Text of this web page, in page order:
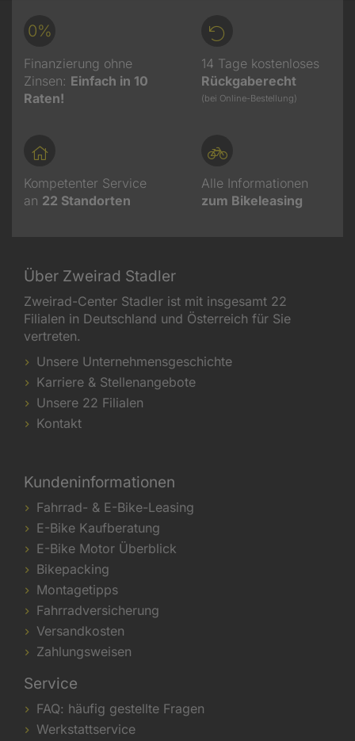
0%
Finanzierung ohne
Zinsen: Einfach in 10
Raten!
14 Tage kostenloses
Rückgaberecht
(bei Online-Bestellung)
Kompetenter Service
an 22 Standorten
Alle Informationen
zum Bikeleasing
Über Zweirad Stadler
Zweirad-Center Stadler ist mit insgesamt 22
Filialen in Deutschland und Österreich für Sie
vertreten.
Unsere Unternehmensgeschichte
Karriere & Stellenangebote
Unsere 22 Filialen
Kontakt
Kundeninformationen
Fahrrad- & E-Bike-Leasing
E-Bike Kaufberatung
E-Bike Motor Überblick
Bikepacking
Montagetipps
Fahrradversicherung
Versandkosten
Zahlungsweisen
Service
FAQ: häufig gestellte Fragen
Werkstattservice